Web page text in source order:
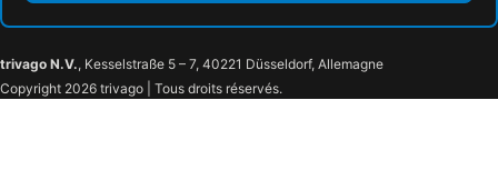
trivago N.V., Kesselstraße 5 – 7, 40221 Düsseldorf, Allemagne
Copyright 2026 trivago | Tous droits réservés.